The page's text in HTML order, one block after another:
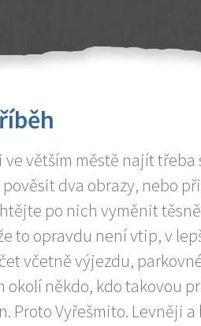
ve větším městě najít
dva obrazy, nebo
po nich vyměnit
to opravdu není vtip, v
včetně výjezdu,
okolí někdo, kdo takovou
Proto Vyřešmito. Levněji a